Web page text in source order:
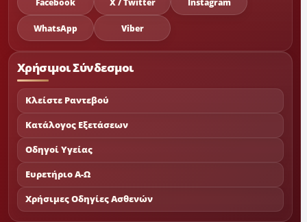
WhatsApp Viber
Χρήσιμοι Σύνδεσμοι
Κλείστε Ραντεβού
Κατάλογος Εξετάσεων
Οδηγοί Υγείας
Ευρετήριο Α-Ω
Χρήσιμες Οδηγίες Ασθενών